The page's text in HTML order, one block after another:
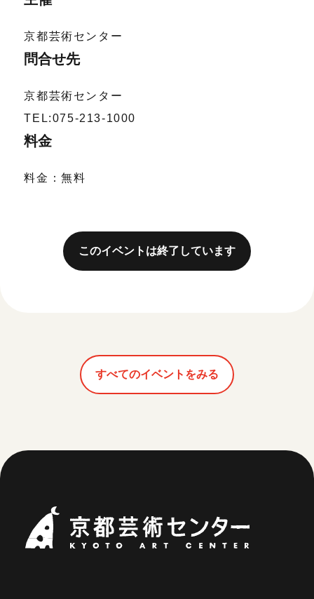
京都芸術センター
問合せ先
京都芸術センター
TEL:075-213-1000
料金
料金：無料
このイベントは終了しています
すべてのイベントをみる